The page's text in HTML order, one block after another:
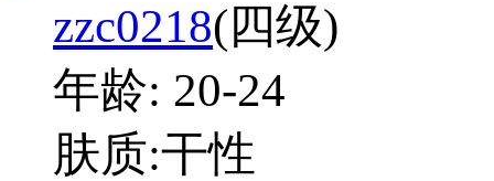
zzc0218(四级)
年龄: 20-24
肤质:干性